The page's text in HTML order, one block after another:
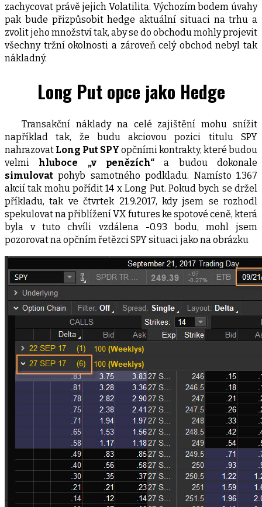
zachycovat právě jejich Volatilita. Výchozím bodem úvahy
pak bude přizpůsobit hedge aktuální situaci na trhu a
zvolit jeho množství tak, aby se do obchodu mohly projevit
všechny tržní okolnosti a zároveň celý obchod nebyl tak
nákladný.
Long Put opce jako Hedge
Transakční náklady na celé zajištění mohu snížit
například tak, že budu akciovou pozici titulu SPY
nahrazovat Long Put SPY opčními kontrakty, které budou
velmi hluboce „v penězích“ a budou dokonale
simulovat pohyb samotného podkladu. Namísto 1.367
akcií tak mohu pořídit 14 x Long Put. Pokud bych se držel
příkladu, tak ve čtvrtek 21.9.2017, kdy jsem se rozhodl
spekulovat na přiblížení VX futures ke spotové ceně, která
byla v tuto chvíli vzdálena -0.93 bodu, mohl jsem
pozorovat na opčním řetězci SPY situaci jako na obrázku